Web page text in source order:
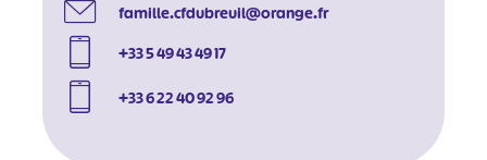
famille.cfdubreuil@orange.fr
+33 5 49 43 49 17
+33 6 22 40 92 96